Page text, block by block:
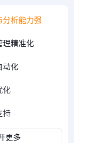
分析能力强
理精准化
动化
化
持
更多